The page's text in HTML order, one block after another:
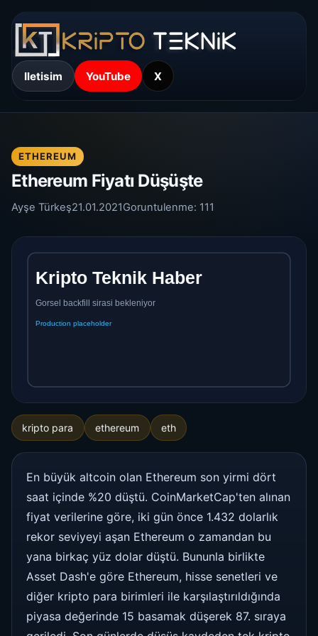
Iletisim YouTube X
ETHEREUM
Ethereum Fiyatı Düşüşte
Ayşe Türkeş21.01.2021Goruntulenme: 111
kripto para ethereum eth
En büyük altcoin olan Ethereum son yirmi dört
saat içinde %20 düştü. CoinMarketCap'ten alınan
fiyat verilerine göre, iki gün önce 1.432 dolarlık
rekor seviyeyi aşan Ethereum o zamandan bu
yana birkaç yüz dolar düştü. Bununla birlikte
Asset Dash'e göre Ethereum, hisse senetleri ve
diğer kripto para birimleri ile karşılaştırıldığında
piyasa değerinde 15 basamak düşerek 87. sıraya